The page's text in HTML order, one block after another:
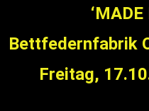
‘MADE
Bettfedernfabrik
Freitag,